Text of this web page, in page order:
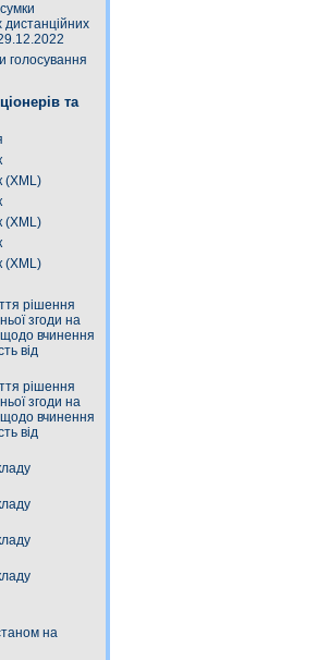
дистанційних
голосування
та
(XML)
(XML)
(XML)
рішення
згоди на
вчинення
від
рішення
згоди на
вчинення
від
на